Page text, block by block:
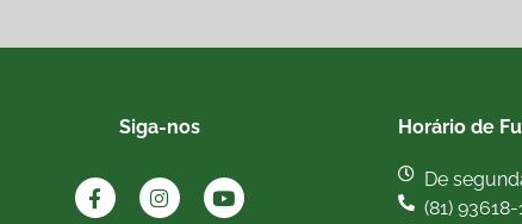
Siga-nos Horário de
De
(81)